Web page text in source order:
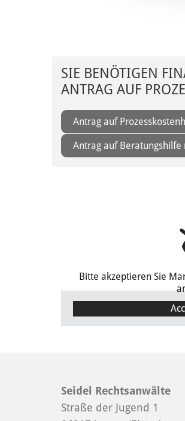
SIE BENÖTIGEN
ANTRAG AUF
Antrag auf
Antrag auf Beratungshilfe
Bitte akzeptieren Sie
Seidel Rechtsanwälte
Straße der Jugend 1